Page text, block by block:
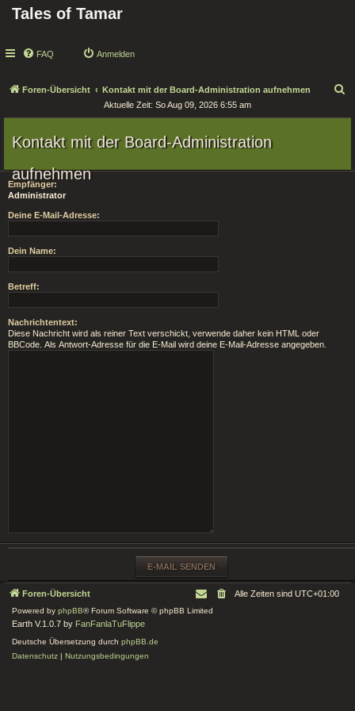
Tales of Tamar
FAQ Anmelden
Foren-Übersicht Kontakt mit der Board-Administration aufnehmen
Aktuelle Zeit: So Aug 09, 2026 6:55 am
Kontakt mit der Board-Administration
aufnehmen
Empfänger:
Administrator
Deine E-Mail-Adresse:
Dein Name:
Betreff:
Nachrichtentext:
Diese Nachricht wird als reiner Text verschickt, verwende daher kein HTML oder
BBCode. Als Antwort-Adresse für die E-Mail wird deine E-Mail-Adresse angegeben.
Foren-Übersicht Alle Zeiten sind UTC+01:00
Powered by phpBB® Forum Software © phpBB Limited
Earth V.1.0.7 by FanFanlaTuFlippe
Deutsche Übersetzung durch phpBB.de
Datenschutz | Nutzungsbedingungen